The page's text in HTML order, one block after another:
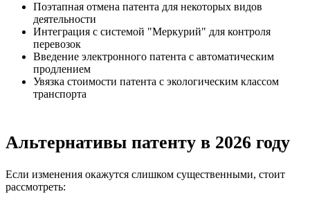
Поэтапная отмена патента для некоторых видов
деятельности
Интеграция с системой "Меркурий" для контроля
перевозок
Введение электронного патента с автоматическим
продлением
Увязка стоимости патента с экологическим классом
транспорта
Альтернативы патенту в 2026 году
Если изменения окажутся слишком существенными, стоит
рассмотреть: